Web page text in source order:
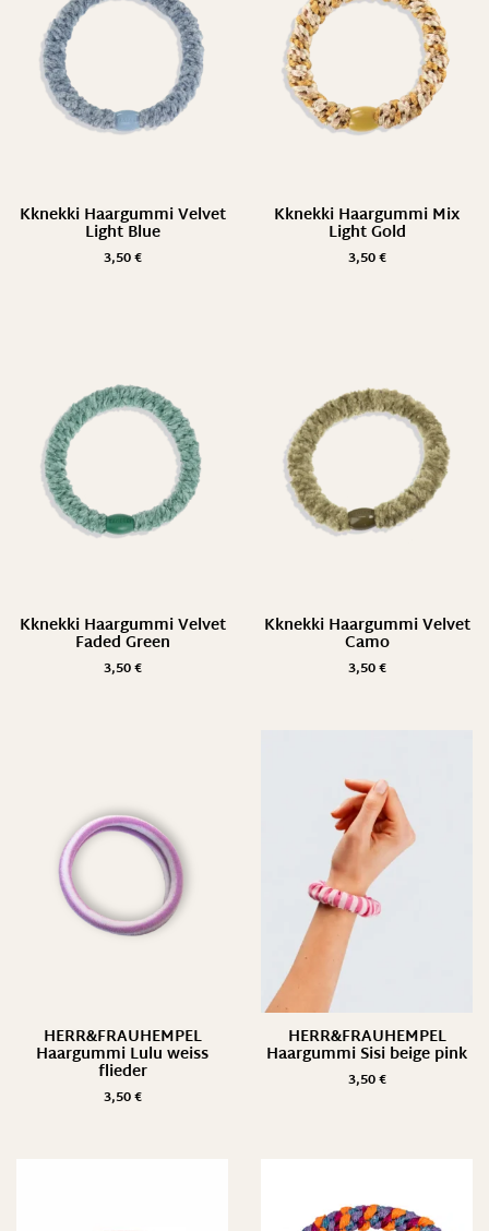
Kknekki Haargummi Velvet
Light Blue
3,50€
Kknekki Haargummi Mix
Light Gold
3,50€
Kknekki Haargummi Velvet
Faded Green
3,50€
Kknekki Haargummi Velvet
Camo
3,50€
HERR&FRAUHEMPEL
Haargummi Lulu weiss
flieder
3,50€
HERR&FRAUHEMPEL
Haargummi Sisi beige pink
3,50€